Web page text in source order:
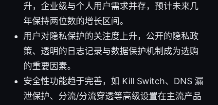
升，企业级与个人用户需求并存，预计未来几
年保持两位数的增长区间。
用户对隐私保护的关注度上升，公开的隐私政
策、透明的日志记录与数据保护机制成为选购
的重要因素。
安全性功能趋于完善，如 Kill Switch、DNS 漏
泄保护、分流/分流穿透等高级设置在主流产品